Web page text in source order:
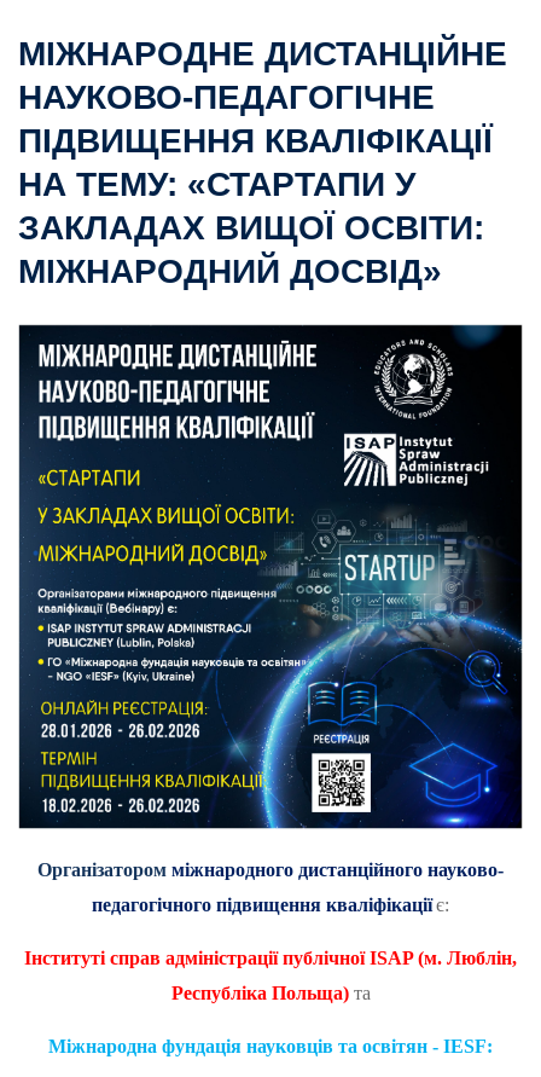
МІЖНАРОДНЕ ДИСТАНЦІЙНЕ
НАУКОВО-ПЕДАГОГІЧНЕ
ПІДВИЩЕННЯ КВАЛІФІКАЦІЇ
НА ТЕМУ: «СТАРТАПИ У
ЗАКЛАДАХ ВИЩОЇ ОСВІТИ:
МІЖНАРОДНИЙ ДОСВІД»
Організатором міжнародного дистанційного науково-
педагогічного підвищення кваліфікаціїє:
Інституті справ адміністрації публічноїISAP(м. Люблін,
Республіка Польща)та
Міжнародна фундація науковців та освітян - IESF: